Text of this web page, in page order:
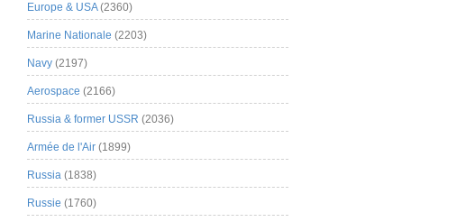
Europe & USA(2360)
Marine Nationale (2203)
Navy (2197)
Aerospace (2166)
Russia & former USSR (2036)
Armée de l'Air (1899)
Russia (1838)
Russie (1760)